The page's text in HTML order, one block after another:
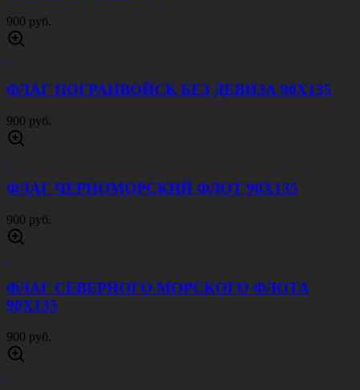
900 руб.
ФЛАГ ПОГРАНВОЙСК БЕЗ ДЕВИЗА 90Х135
900 руб.
ФЛАГ ЧЕРНОМОРСКИЙ ФЛОТ 90Х135
900 руб.
ФЛАГ СЕВЕРНОГО МОРСКОГО ФЛОТА
90Х135
900 руб.